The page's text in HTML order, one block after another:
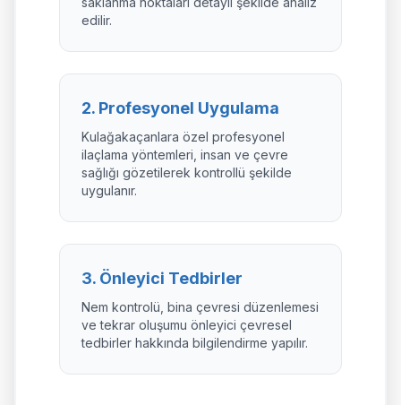
edilir.
2. Profesyonel Uygulama
Kulağakaçanlara özel profesyonel
ilaçlama yöntemleri, insan ve çevre
sağlığı gözetilerek kontrollü şekilde
uygulanır.
3. Önleyici Tedbirler
Nem kontrolü, bina çevresi düzenlemesi
ve tekrar oluşumu önleyici çevresel
tedbirler hakkında bilgilendirme yapılır.